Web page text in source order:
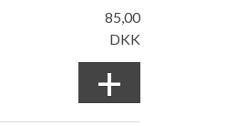
85,00
DKK
+